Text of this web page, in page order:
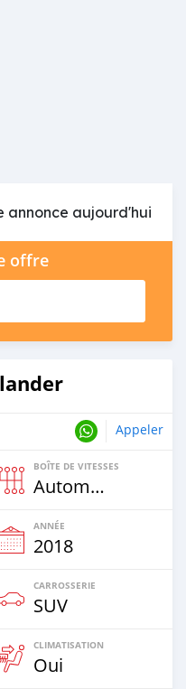
annonce aujourd'hui
offre
Appeler
BOÎTE DE VITESSES
Automatique
ANNÉE
2018
CARROSSERIE
SUV
CLIMATISATION
Oui